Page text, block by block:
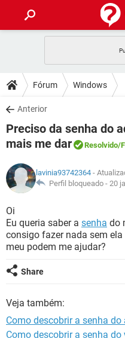
CELULAR
OUTLOOK
INSTAGRAM
GUIA DE COMPRAS
DICAS
JOGOS
OUTLOOK
GUIA DE COMPRAS
DOWNLOADS
JOGOS
CELULAR
OUTLOOK
INSTAGRAM
GUIA DE COMPRAS
FÓRUM
CELULAR
INSTAGRAM
GUIA DE COMPRAS
GLOSSÁRIO
JOGOS
CELULAR
OUTLOOK
INSTAGRAM
GUIA DE COMPRAS
Fórum Windows
Anterior
Preciso da senha do
mais me dar
Resolvido/
lavinia93742364 -
Perfil bloqueado - 20
Oi
Eu queria saber a senha do
consigo fazer nada sem
meu podem me ajudar?
Share
Veja também:
Como descobrir a senha
Como descobrir a senha do